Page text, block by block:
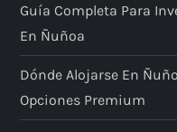
Guía Completa Para
En Ñuñoa
Dónde Alojarse En
Opciones Premium